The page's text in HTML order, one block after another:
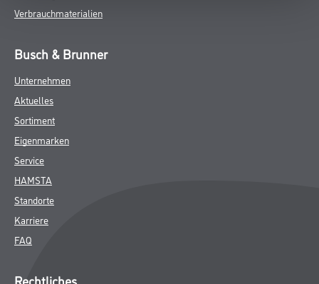
Verbrauchmaterialien
Busch & Brunner
Unternehmen
Aktuelles
Sortiment
Eigenmarken
Service
HAMSTA
Standorte
Karriere
FAQ
Rechtliches